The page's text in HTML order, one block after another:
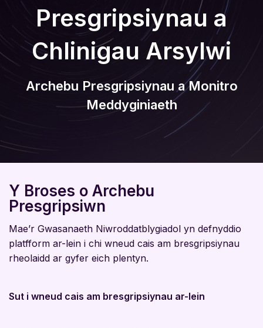
Presgripsiynau a
Chlinigau Arsylwi
Archebu Presgripsiynau a Monitro
Meddyginiaeth
Y Broses o Archebu
Presgripsiwn
Mae’r Gwasanaeth Niwroddatblygiadol yn defnyddio
platfform ar-lein i chi wneud cais am bresgripsiynau
rheolaidd ar gyfer eich plentyn.
Sut i wneud cais am bresgripsiynau ar-lein